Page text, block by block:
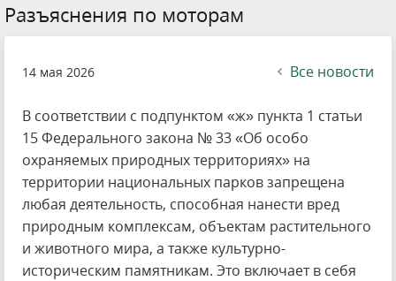
Разъяснения по моторам
14 мая 2026 Все новости
В соответствии с подпунктом «ж» пункта 1 статьи
15 Федерального закона № 33 «Об особо
охраняемых природных территориях» на
территории национальных парков запрещена
любая деятельность, способная нанести вред
природным комплексам, объектам растительного
и животного мира, а также культурно-
историческим памятникам. Это включает в себя